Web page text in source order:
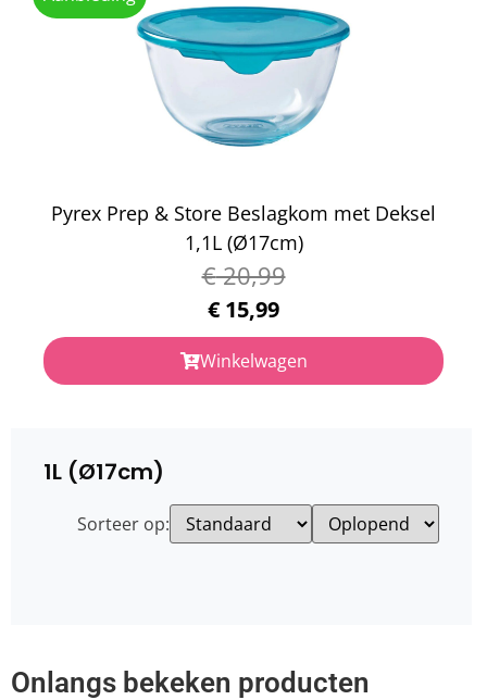
Pyrex Prep & Store Beslagkom met Deksel
1,1L (Ø17cm)
€20,99
€ 15,99
Winkelwagen
1L (Ø17cm)
Sorteer op:
Onlangs bekeken producten